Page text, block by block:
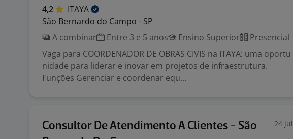
4,2
ITAYA
São Bernardo do Campo - SP
A combinar
Entre 3 e 5 anos Ensino Superior
Presencial
Vaga para COORDENADOR DE OBRAS CIVIS na ITAYA: uma oportu
nidade para liderar e inovar em projetos de infraestrutura.
Funções Gerenciar e coordenar equ...
Consultor De Atendimento A Clientes - São
24 jul